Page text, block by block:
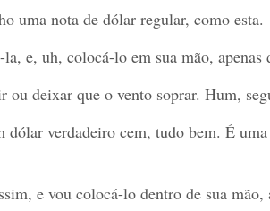
uma nota de dólar regular, como esta.
e, uh, colocá-lo em sua mão,
ou deixar que o vento soprar. Hum,
dólar verdadeiro cem, tudo bem. É
e vou colocá-lo dentro de sua mão,